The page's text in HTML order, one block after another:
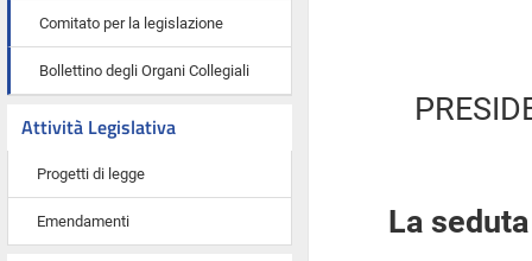
Comitato per la legislazione
Bollettino degli Organi Collegiali
Attività Legislativa
Progetti di legge
Emendamenti
La